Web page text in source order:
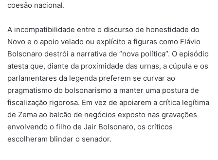
coesão nacional.
A incompatibilidade entre o discurso de honestidade do
Novo e o apoio velado ou explícito a figuras como Flávio
Bolsonaro destrói a narrativa de “nova política”. O episódio
atesta que, diante da proximidade das urnas, a cúpula e os
parlamentares da legenda preferem se curvar ao
pragmatismo do bolsonarismo a manter uma postura de
fiscalização rigorosa. Em vez de apoiarem a crítica legítima
de Zema ao balcão de negócios exposto nas gravações
envolvendo o filho de Jair Bolsonaro, os críticos
escolheram blindar o senador.